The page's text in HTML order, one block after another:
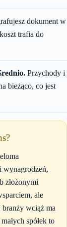
dokument w
trafia do
Przychody i
bieżąco, co jest
wynagrodzeń,
złożonymi
ale
wciąż ma
spółek to